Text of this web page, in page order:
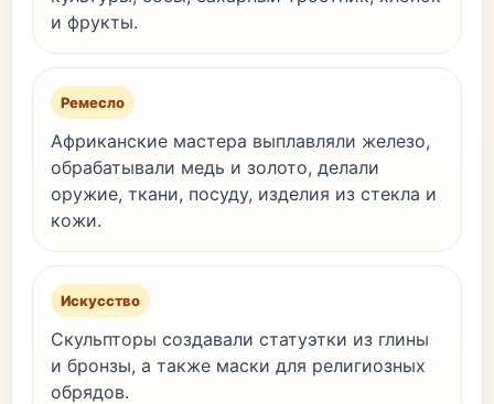
и фрукты.
Ремесло
Африканские мастера выплавляли железо,
обрабатывали медь и золото, делали
оружие, ткани, посуду, изделия из стекла и
кожи.
Искусство
Скульпторы создавали статуэтки из глины
и бронзы, а также маски для религиозных
обрядов.